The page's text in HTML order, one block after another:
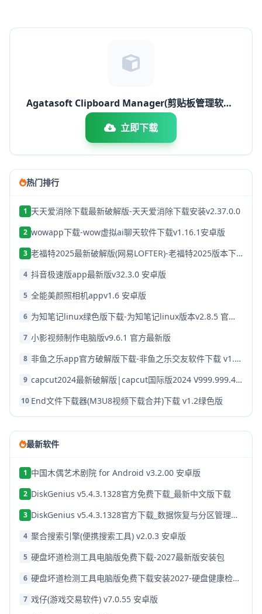
Agatasoft Clipboard Manager(剪贴板管理软件)
立即下载
热门排行
1 天天爱消除下载最新破解版-天天爱消除下载安装v2.37.0.0
2 wowapp下载-wow虚拟ai聊天软件下载v1.16.1安卓版
3 老福特2025最新破解版(网易LOFTER)-老福特2025版本下载v8.1.22
4 抖音极速版app最新版v32.3.0 安卓版
5 全能美颜照相机appv1.6 安卓版
6 为知笔记linux绿色版下载-为知笔记linux版本v2.8.5 官方破解版
7 小影视频制作电脑版v9.6.1 官方最新版
8 非鱼之乐app官方破解版下载-非鱼之乐交友软件下载 v1.3.9安卓版
9 capcut2024最新破解版|capcut国际版2024 V999.999.45 安卓版下载
10 End文件下载器(M3U8视频下载合并)下载 v1.2绿色版
最新软件
1 中国木偶艺术剧院 for Android v3.2.00 安卓版
2 DiskGenius v5.4.3.1328官方免费下载_最新中文版下载
3 DiskGenius v5.4.3.1328官方下载_数据恢复与分区管理软件免费版
4 聚合搜索引擎(便携搜索工具) v2.0.3 安卓版
5 硬盘坏道检测工具电脑版免费下载-2027最新版安装包
6 硬盘坏道检测工具电脑版免费下载安装2027-硬盘健康检测软件
7 戏仔(游戏交易软件) v7.0.55 安卓版